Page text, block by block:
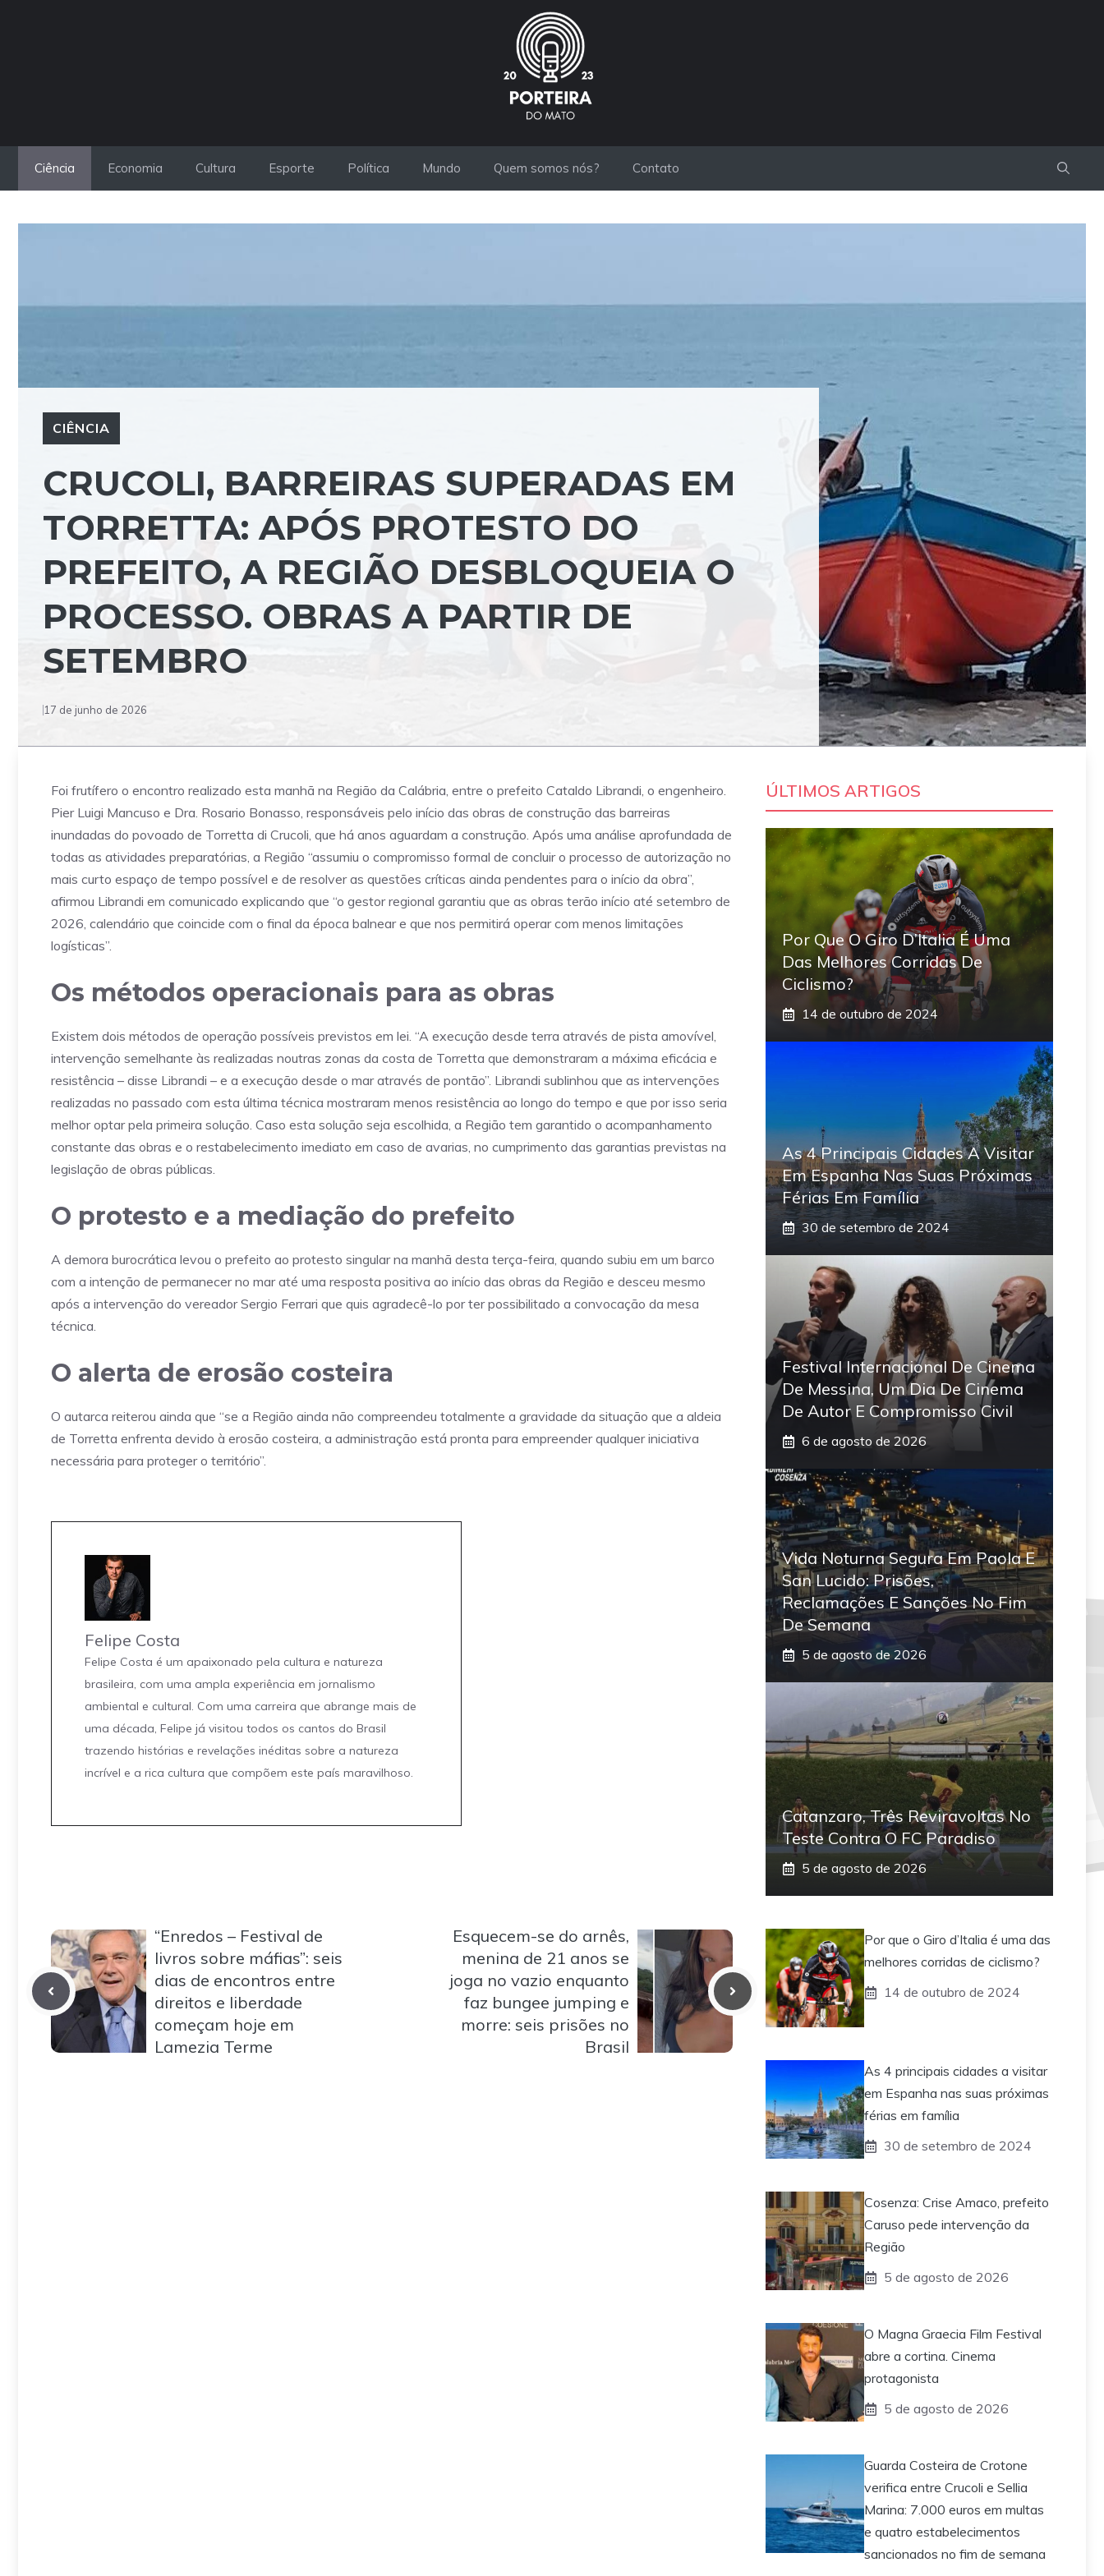
Ciência Economia Cultura Esporte Política Mundo Quem somos nós? Contato
CIÊNCIA
CRUCOLI, BARREIRAS SUPERADAS EM
TORRETTA: APÓS PROTESTO DO
PREFEITO, A REGIÃO DESBLOQUEIA O
PROCESSO. OBRAS A PARTIR DE
SETEMBRO
17 de junho de 2026
Foi frutífero o encontro realizado esta manhã na Região da Calábria, entre o prefeito Cataldo Librandi, o engenheiro.
Pier Luigi Mancuso e Dra. Rosario Bonasso, responsáveis ​​​​pelo início das obras de construção das barreiras
inundadas do povoado de Torretta di Crucoli, que há anos aguardam a construção. Após uma análise aprofundada de
todas as atividades preparatórias, a Região “assumiu o compromisso formal de concluir o processo de autorização no
mais curto espaço de tempo possível e de resolver as questões críticas ainda pendentes para o início da obra”,
afirmou Librandi em comunicado explicando que “o gestor regional garantiu que as obras terão início até setembro de
2026, calendário que coincide com o final da época balnear e que nos permitirá operar com menos limitações
logísticas”.
Os métodos operacionais para as obras
Existem dois métodos de operação possíveis previstos em lei. “A execução desde terra através de pista amovível,
intervenção semelhante às realizadas noutras zonas da costa de Torretta que demonstraram a máxima eficácia e
resistência – disse Librandi – e a execução desde o mar através de pontão”. Librandi sublinhou que as intervenções
realizadas no passado com esta última técnica mostraram menos resistência ao longo do tempo e que por isso seria
melhor optar pela primeira solução. Caso esta solução seja escolhida, a Região tem garantido o acompanhamento
constante das obras e o restabelecimento imediato em caso de avarias, no cumprimento das garantias previstas na
legislação de obras públicas.
O protesto e a mediação do prefeito
A demora burocrática levou o prefeito ao protesto singular na manhã desta terça-feira, quando subiu em um barco
com a intenção de permanecer no mar até uma resposta positiva ao início das obras da Região e desceu mesmo
após a intervenção do vereador Sergio Ferrari que quis agradecê-lo por ter possibilitado a convocação da mesa
técnica.
O alerta de erosão costeira
O autarca reiterou ainda que “se a Região ainda não compreendeu totalmente a gravidade da situação que a aldeia
de Torretta enfrenta devido à erosão costeira, a administração está pronta para empreender qualquer iniciativa
necessária para proteger o território”.
Felipe Costa
Felipe Costa é um apaixonado pela cultura e natureza
brasileira, com uma ampla experiência em jornalismo
ambiental e cultural. Com uma carreira que abrange mais de
uma década, Felipe já visitou todos os cantos do Brasil
trazendo histórias e revelações inéditas sobre a natureza
incrível e a rica cultura que compõem este país maravilhoso.
“Enredos – Festival de
livros sobre máfias”: seis
dias de encontros entre
direitos e liberdade
começam hoje em
Lamezia Terme
Esquecem-se do arnês,
menina de 21 anos se
joga no vazio enquanto
faz bungee jumping e
morre: seis prisões no
Brasil
ÚLTIMOS ARTIGOS
Por Que O Giro D’Italia É Uma
Das Melhores Corridas De
Ciclismo?
14 de outubro de 2024
As 4 Principais Cidades A Visitar
Em Espanha Nas Suas Próximas
Férias Em Família
30 de setembro de 2024
Festival Internacional De Cinema
De Messina, Um Dia De Cinema
De Autor E Compromisso Civil
6 de agosto de 2026
Vida Noturna Segura Em Paola E
San Lucido: Prisões,
Reclamações E Sanções No Fim
De Semana
5 de agosto de 2026
Catanzaro, Três Reviravoltas No
Teste Contra O FC Paradiso
5 de agosto de 2026
Por que o Giro d’Italia é uma das
melhores corridas de ciclismo?
14 de outubro de 2024
As 4 principais cidades a visitar
em Espanha nas suas próximas
férias em família
30 de setembro de 2024
Cosenza: Crise Amaco, prefeito
Caruso pede intervenção da
Região
5 de agosto de 2026
O Magna Graecia Film Festival
abre a cortina. Cinema
protagonista
5 de agosto de 2026
Guarda Costeira de Crotone
verifica entre Crucoli e Sellia
Marina: 7.000 euros em multas
e quatro estabelecimentos
sancionados no fim de semana